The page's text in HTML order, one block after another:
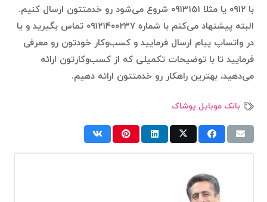
با ۰۹۱۲ یا مثلا ۰۹۱۳۱۵۱ شروع می‌شود رو خدمتتون ارسال کنیم.
البته پیشنهاد می‌کنم با شماره ۰۹۱۲۱۴۰۰۲۳۷ تماس بگیرید و یا
در واتساپ پیام ارسال فرمایید و کسب‌وکار خودتون رو معرفی
فرمایید تا با توضیحات تکمیلی که از کسب‌وکارتون ارائه
می‌دهید، بهترین راهکار رو خدمتتون ارائه دهیم.
بانک موبایل پوشاک